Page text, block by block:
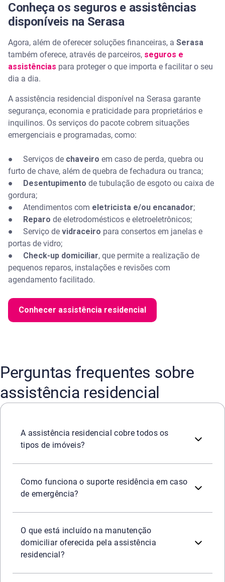
Conheça os seguros e assistências
disponíveis na Serasa
Agora, além de oferecer soluções financeiras, a Serasa
também oferece, através de parceiros, seguros e
assistências para proteger o que importa e facilitar o seu
dia a dia.
A assistência residencial disponível na Serasa garante
segurança, economia e praticidade para proprietários e
inquilinos. Os serviços do pacote cobrem situações
emergenciais e programadas, como:
● Serviços de chaveiro em caso de perda, quebra ou
furto de chave, além de quebra de fechadura ou tranca;
●
Desentupimento de tubulação de esgoto ou caixa de
gordura;
● Atendimentos com eletricista e/ou encanador;
●
Reparo de eletrodomésticos e eletroeletrônicos;
● Serviço de vidraceiro para consertos em janelas e
portas de vidro;
● Check-up domiciliar, que permite a realização de
pequenos reparos, instalações e revisões com
agendamento facilitado.
Conhecer assistência residencial
Perguntas frequentes sobre
assistência residencial
A assistência residencial cobre todos os
tipos de imóveis?
Como funciona o suporte residência em caso
de emergência?
O que está incluído na manutenção
domiciliar oferecida pela assistência
residencial?